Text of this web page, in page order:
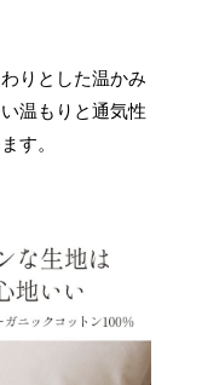
りとした温かみ
温もりと通気性
す。